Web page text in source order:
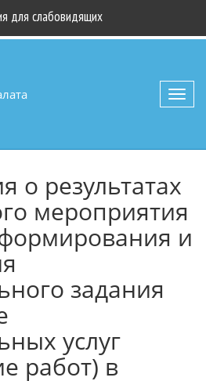
для слабовидящих
о результатах
мероприятия
и
задания
услуг
работ) в